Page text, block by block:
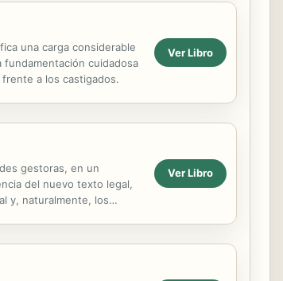
una carga considerable
cuidadosa
a los castigados.
Ver Libro
gestoras, en un
del nuevo texto legal,
y, naturalmente, los
Ver Libro